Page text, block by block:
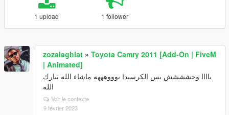
1 upload 1 follower
zozalaghlat » Toyota Camry 2011 [Add-On | FiveM
| Animated]
ياااا وحشششش بس الكرسيدا يوووهههه ماشاء الله تبارك
الله
Voir le contexte
9 février 2023